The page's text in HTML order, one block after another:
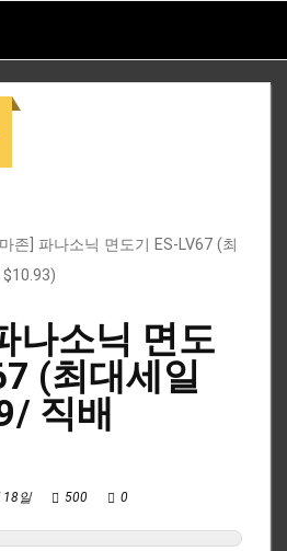
마존] 파나소닉 면도기 ES-LV67 (최
나소닉 면도
(최대세일
직배
18일 500 0